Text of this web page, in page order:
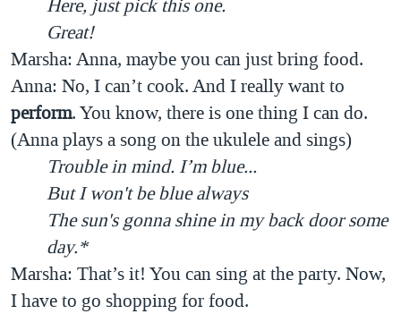
Here, just pick this one.
Great!
Marsha: Anna, maybe you can just bring food.
Anna: No, I can’t cook. And I really want to
perform. You know, there is one thing I can do.
(Anna plays a song on the ukulele and sings)
Trouble in mind. I’m blue...
But I won't be blue always
The sun's gonna shine in my back door some
day.*
Marsha: That’s it! You can sing at the party. Now,
I have to go shopping for food.